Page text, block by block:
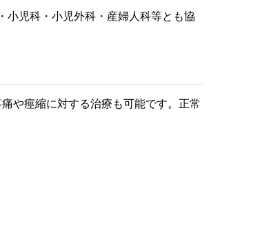
小児科・小児外科・産婦人科等とも協
や痙縮に対する治療も可能です。正常